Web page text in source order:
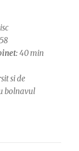
58
40 min
si de
bolnavul